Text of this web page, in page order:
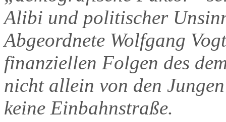
Alibi und politischer
Abgeordnete Wolfgang
finanziellen Folgen des
nicht allein von den
keine Einbahnstraße.